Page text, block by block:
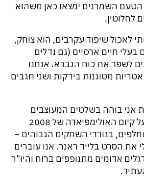
הטעם השמרנים ימצאו כאן משהוא
לחלוטין.
לאכול שיפוד עקרבים, הוא צוחק,
בעלי חיים ארסיים (גם נדלים
לשפר את כוח הגברא. אנחנו
מטוגנות בירקות ושני חגבים
אני בוהה בשלטים המעוצבים
המספרים בגאווה על קיום האולימפיאדה של 2008
בגורדי השחקים הגבוהים –
את הסרט בלייד ראנר. אנו עוברים
אדומים מתנופפים ברוח והיו"ר